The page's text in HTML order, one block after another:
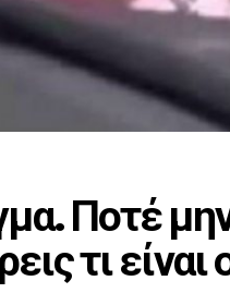
Ποτέ
τι